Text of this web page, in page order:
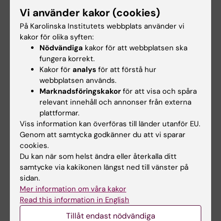
år?
Går behovet att uppfylla med de
personalresurser som redan finns inom
organisationen?
Kan vi omfördela arbetsuppgifter,
omorganisera verksamheten,
internrekrytera, kompetensutveckla
befintlig personal?
Identifiera potentiella interna kandidater.
Vilka är nyckelarbetsuppgifterna? Gör vi
rätt saker? Vad behöver vi fokusera på?
Aktuell arbetsgrupps uppgifter och
kompetens. Gruppens styrkor och
svagheter. Utvecklingsplaner för var och
en.
Hur är könsfördelningen inom
Vi använder kakor (cookies)
På Karolinska Institutets webbplats använder vi
kakor för olika syften:
Nödvändiga kakor för att webbplatsen ska
fungera korrekt.
Kakor för analys för att förstå hur
webbplatsen används.
Marknadsföringskakor för att visa och spåra
relevant innehåll och annonser från externa
plattformar.
Viss information kan överföras till länder utanför EU.
Genom att samtycka godkänner du att vi sparar
cookies.
Du kan när som helst ändra eller återkalla ditt
samtycke via kakikonen längst ned till vänster på
sidan.
Mer information om våra kakor
Read this information in English
Tillåt endast nödvändiga